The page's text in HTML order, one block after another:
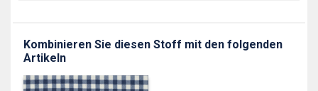
Kombinieren Sie diesen Stoff mit den folgenden
Artikeln